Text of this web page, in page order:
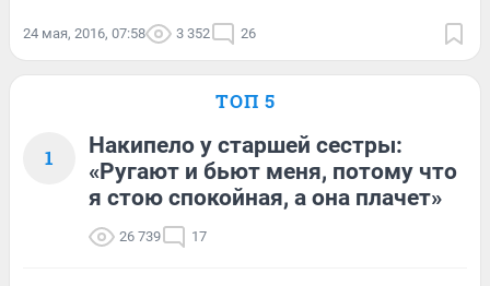
24 мая, 2016, 07:58 3 352 26
ТОП 5
1
Накипело у старшей сестры:
«Ругают и бьют меня, потому что
я стою спокойная, а она плачет»
26 739 17